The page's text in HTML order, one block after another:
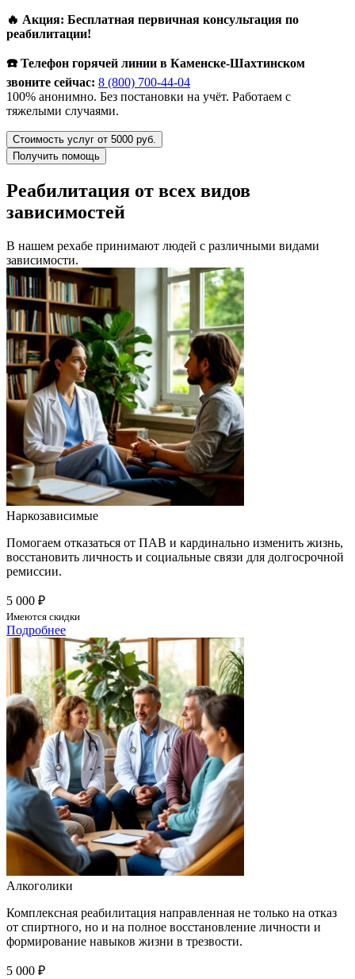
🔥 Акция: Бесплатная первичная консультация по
реабилитации!
☎️ Телефон горячей линии в Каменске-Шахтинском
звоните сейчас: 8 (800) 700-44-04
100% анонимно. Без постановки на учёт. Работаем с
тяжелыми случаями.
Стоимость услуг от 5000 руб.
Получить помощь
Реабилитация от всех видов
зависимостей
В нашем рехабе принимают людей с различными видами
зависимости.
Наркозависимые
Помогаем отказаться от ПАВ и кардинально изменить жизнь,
восстановить личность и социальные связи для долгосрочной
ремиссии.
5 000 ₽
Имеются скидки
Подробнее
Алкоголики
Комплексная реабилитация направленная не только на отказ
от спиртного, но и на полное восстановление личности и
формирование навыков жизни в трезвости.
5 000 ₽